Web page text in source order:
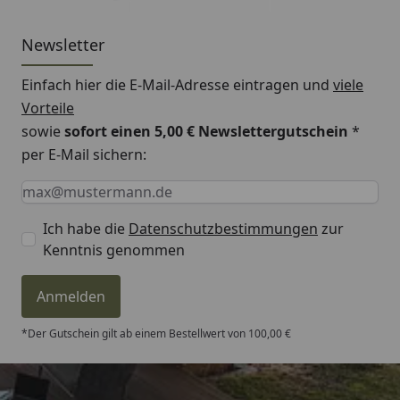
Dach
aluminiumbeschichteter,
und Aluminiumkante als
Dachabschluss
Eisenteile
Verzinkt, farbig
pulverbeschichtete
Edelstahlschrauben für
Breite x Tiefe x
Höhe
(Oberkante Dach)
Fläche
4,28 m²
Newsletter
Einfach hier die E-Mail-Adresse eintragen und viele
Vorteile
sowiesofort einen 5,00 € Newslettergutschein *
per E-Mail sichern:
Keine Eingabe erforderlich
Eingabe erforderlich
E-Mail *
Ich habe die Datenschutzbestimmungen zur
Kenntnis genommen
Anmelden
*Der Gutschein gilt ab einem Bestellwert von 100,00 €